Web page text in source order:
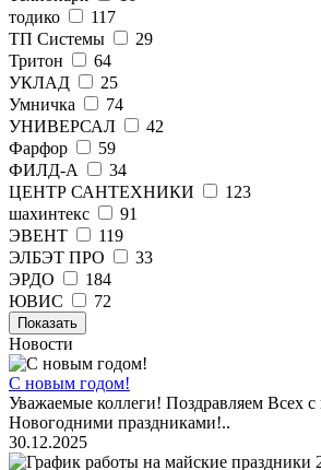
тодико
117
ТП Системы
29
Тритон
64
УКЛАД
25
Умничка
74
УНИВЕРСАЛ
42
Фарфор
59
ФИЛД-А
34
ЦЕНТР САНТЕХНИКИ
123
шахинтекс
91
ЭВЕНТ
119
ЭЛБЭТ ПРО
33
ЭРДО
184
ЮВИС
72
Показать
Новости
С новым годом!
Уважаемые коллеги! Поздравляем Всех
Новогодними праздниками!..
30.12.2025